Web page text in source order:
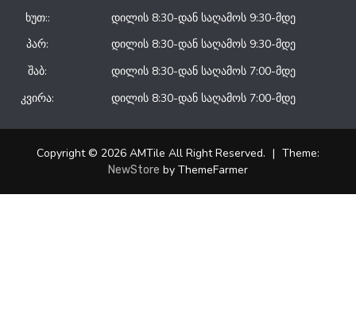
ხუთ::
დილის 8:30-დან საღამოს 9:30-მდე
პარ:
დილის 8:30-დან საღამოს 9:30-მდე
შაბ:
დილის 8:30-დან საღამოს 7:00-მდე
კვირა:
დილის 8:30-დან საღამოს 7:00-მდე
Copyright © 2026 AMTile All Right Reserved. | Theme:
NewStore by ThemeFarmer